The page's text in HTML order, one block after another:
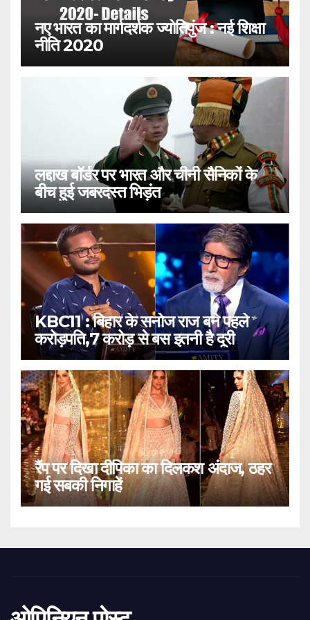
नए भारत का मार्गदर्शक ज्योतिपुंज : नई शिक्षा
नीति 2020
लद्दाख बॉर्डर पर भारत और चीनी सैनिकों के
बीच हुई जबरदस्त भिड़ंत
KBC11 : बिहार के सनोज राज बने पहले
करोड़पति,7 करोड़ से बस इतनी है दूरी
रैंप पर दिखा दीपिका का दिलकश अंदाज, ठहर
गई सबकी निगाहें